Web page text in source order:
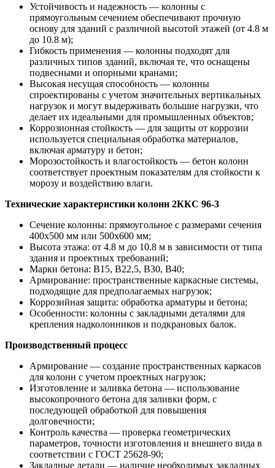
Устойчивость и надежность — колонны с
прямоугольным сечением обеспечивают прочную
основу для зданий с различной высотой этажей (от 4.8 м
до 10.8 м);
Гибкость применения — колонны подходят для
различных типов зданий, включая те, что оснащены
подвесными и опорными кранами;
Высокая несущая способность — колонны
спроектированы с учетом значительных вертикальных
нагрузок и могут выдерживать большие нагрузки, что
делает их идеальными для промышленных объектов;
Коррозионная стойкость — для защиты от коррозии
используется специальная обработка материалов,
включая арматуру и бетон;
Морозостойкость и влагостойкость — бетон колонн
соответствует проектным показателям для стойкости к
морозу и воздействию влаги.
Технические характеристики колонн 2ККС 96-3
Сечение колонны: прямоугольное с размерами сечения
400х500 мм или 500х600 мм;
Высота этажа: от 4.8 м до 10.8 м в зависимости от типа
здания и проектных требований;
Марки бетона: В15, В22,5, В30, В40;
Армирование: пространственные каркасные системы,
подходящие для предполагаемых нагрузок;
Коррозийная защита: обработка арматуры и бетона;
Особенности: колонны с закладными деталями для
крепления надколонников и подкрановых балок.
Производственный процесс
Армирование — создание пространственных каркасов
для колонн с учетом проектных нагрузок;
Изготовление и заливка бетона — использование
высокопрочного бетона для заливки форм, с
последующей обработкой для повышения
долговечности;
Контроль качества — проверка геометрических
параметров, точности изготовления и внешнего вида в
соответствии с ГОСТ 25628-90;
Закладные детали — наличие необходимых закладных